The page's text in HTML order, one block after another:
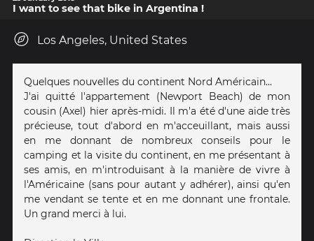
I want to see that bike in Argentina !
Los Angeles, United States
Quelques nouvelles du continent Nord Américain...
J'ai quitté l'appartement (Newport Beach) de mon
cousin (Axel) hier après-midi. Il m'a été d'une aide très
précieuse, tout d'abord en m'acceuillant, mais aussi
en me donnant de nombreux conseils pour le
camping et la visite du continent, en me présentant à
ses amis, en m'introduisant à la manière de vivre à
l'Américaine (sans pour autant y adhérer), ainsi qu'en
me vendant se tente et en me donnant une frontale.
Un grand merci à lui.